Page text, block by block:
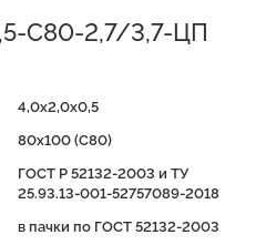
С80-2,7/3,7-ЦП
4,0х2,0х0,5
80x100 (С80)
ГОСТ Р 52132-2003 и ТУ
25.93.13-001-52757089-2018
в пачки по ГОСТ 52132-2003